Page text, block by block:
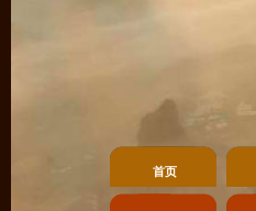
首页